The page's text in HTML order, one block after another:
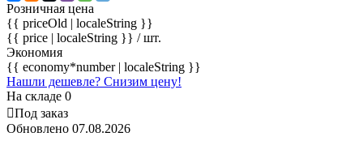
Розничная цена
{{ priceOld | localeString }}
{{ price | localeString }} / шт.
Экономия
{{ economy*number | localeString }}
Нашли дешевле? Снизим цену!
На складе 0
Под заказ
Обновлено 07.08.2026